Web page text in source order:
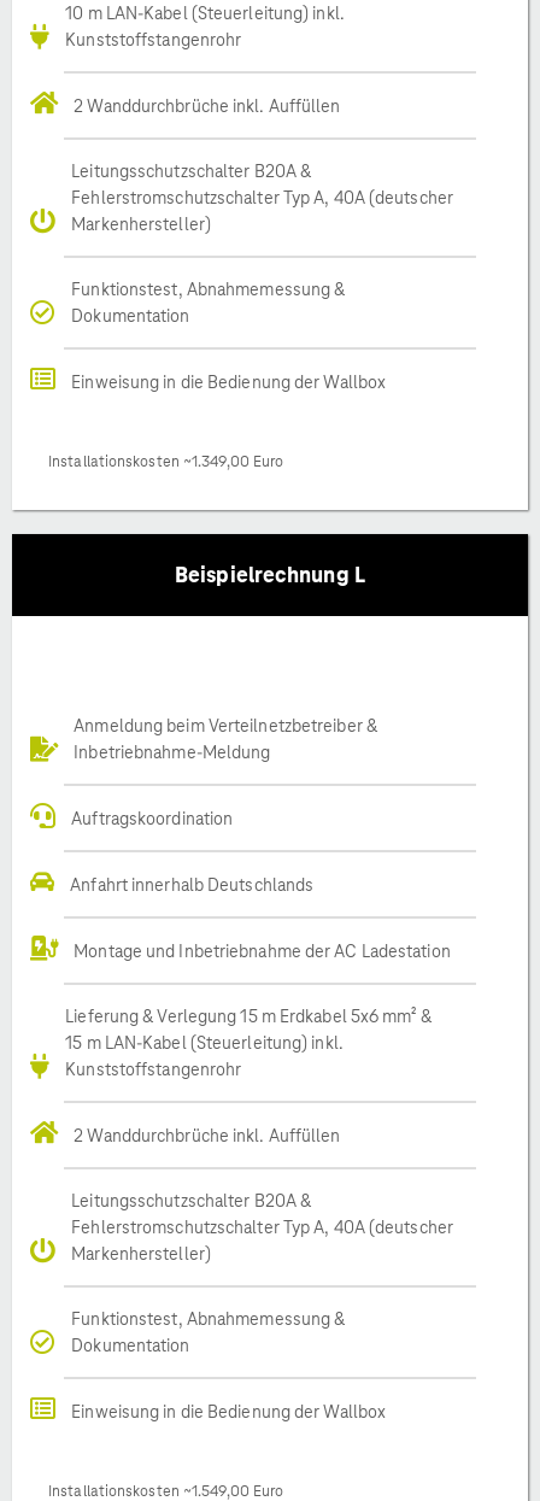
10 m LAN-Kabel (Steuerleitung) inkl.
Kunststoffstangenrohr
2 Wanddurchbrüche inkl. Auffüllen
Leitungsschutzschalter B20A &
Fehlerstromschutzschalter Typ A, 40A (deutscher
Markenhersteller)
Funktionstest, Abnahmemessung &
Dokumentation
Einweisung in die Bedienung der Wallbox
Installationskosten ~1.349,00 Euro
Beispielrechnung L
Anmeldung beim Verteilnetzbetreiber &
Inbetriebnahme-Meldung
Auftragskoordination
Anfahrt innerhalb Deutschlands
Montage und Inbetriebnahme der AC Ladestation
Lieferung & Verlegung 15 m Erdkabel 5x6 mm² &
15 m LAN-Kabel (Steuerleitung) inkl.
Kunststoffstangenrohr
2 Wanddurchbrüche inkl. Auffüllen
Leitungsschutzschalter B20A &
Fehlerstromschutzschalter Typ A, 40A (deutscher
Markenhersteller)
Funktionstest, Abnahmemessung &
Dokumentation
Einweisung in die Bedienung der Wallbox
Installationskosten ~1.549,00 Euro